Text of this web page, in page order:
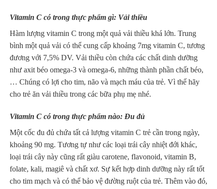
Vitamin C có trong thực phẩm gì: Vải thiều
Hàm lượng vitamin C trong một quả vải thiều khá lớn. Trung
bình một quả vải có thể cung cấp khoảng 7mg vitamin C, tương
đương với 7,5% DV. Vải thiều còn chứa các chất dinh dưỡng
như axit béo omega-3 và omega-6, những thành phần chất béo,
… Chúng có lợi cho tim, não và mạch máu của trẻ. Vì thế hãy
cho trẻ ăn vải thiều trong các bữa phụ mẹ nhé.
Vitamin C có trong thực phẩm nào: Đu đủ
Một cốc đu đủ chứa tất cả lượng vitamin C trẻ cần trong ngày,
khoảng 90 mg. Tương tự như các loại trái cây nhiệt đới khác,
loại trái cây này cũng rất giàu carotene, flavonoid, vitamin B,
folate, kali, magiê và chất xơ. Sự kết hợp dinh dưỡng này rất tốt
cho tim mạch và có thể bảo vệ đường ruột của trẻ. Thêm vào đó,